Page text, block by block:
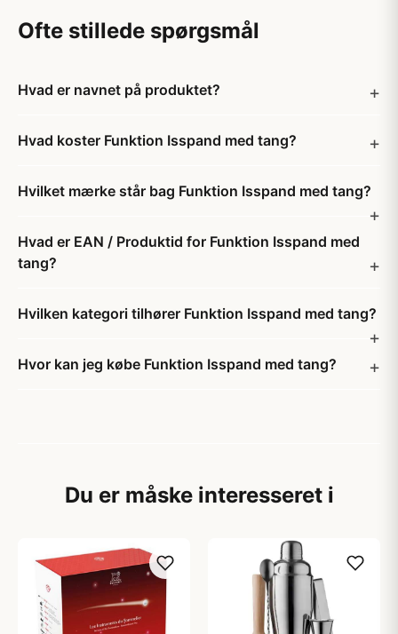
Ofte stillede spørgsmål
Hvad er navnet på produktet?
Hvad koster Funktion Isspand med tang?
Hvilket mærke står bag Funktion Isspand med tang?
Hvad er EAN / Produktid for Funktion Isspand med
tang?
Hvilken kategori tilhører Funktion Isspand med tang?
Hvor kan jeg købe Funktion Isspand med tang?
Du er måske interesseret i